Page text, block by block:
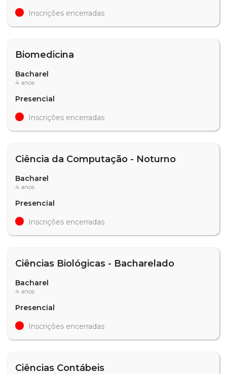
Inscrições encerradas
Biomedicina
Bacharel
4 anos
Presencial
Inscrições encerradas
Ciência da Computação - Noturno
Bacharel
4 anos
Presencial
Inscrições encerradas
Ciências Biológicas - Bacharelado
Bacharel
4 anos
Presencial
Inscrições encerradas
Ciências Contábeis